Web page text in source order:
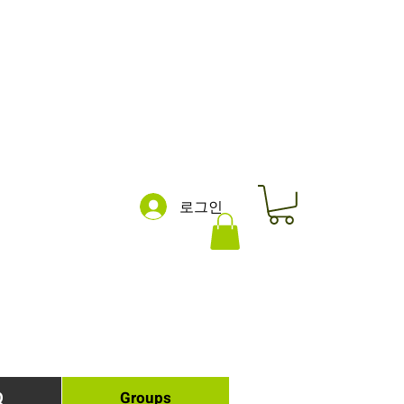
로그인
Groups